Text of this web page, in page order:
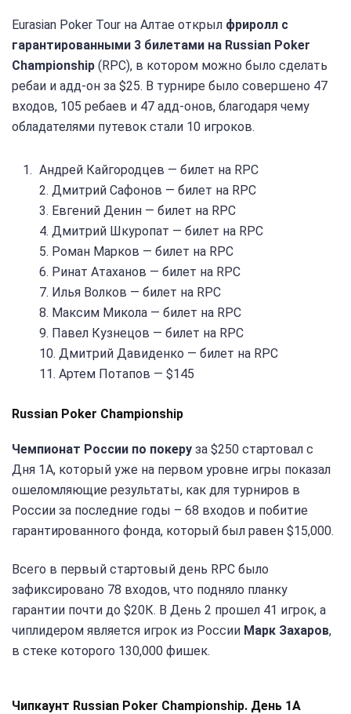
Eurasian Poker Tour на Алтае открыл фриролл с
гарантированными 3 билетами на Russian Poker
Championship (RPC), в котором можно было сделать
ребаи и адд-он за $25. В турнире было совершено 47
входов, 105 ребаев и 47 адд-онов, благодаря чему
обладателями путевок стали 10 игроков.
Андрей Кайгородцев — билет на RPC
2. Дмитрий Сафонов — билет на RPC
3. Евгений Денин — билет на RPC
4. Дмитрий Шкуропат — билет на RPC
5. Роман Марков — билет на RPC
6. Ринат Атаханов — билет на RPC
7. Илья Волков — билет на RPC
8. Максим Микола — билет на RPC
9. Павел Кузнецов — билет на RPC
10. Дмитрий Давиденко — билет на RPC
11. Артем Потапов — $145
Russian Poker Championship
Чемпионат России по покеру за $250 стартовал с
Дня 1А, который уже на первом уровне игры показал
ошеломляющие результаты, как для турниров в
России за последние годы – 68 входов и побитие
гарантированного фонда, который был равен $15,000.
Всего в первый стартовый день RPC было
зафиксировано 78 входов, что подняло планку
гарантии почти до $20К. В День 2 прошел 41 игрок, а
чиплидером является игрок из России Марк Захаров,
в стеке которого 130,000 фишек.
Чипкаунт Russian Poker Championship. День 1А